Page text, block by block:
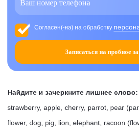
Согласен(-на) на обработку
Записаться на пробное
Найдите и зачеркните лишнее слово:
strawberry, apple, cherry, parrot, pear
flower, dog, pig, lion, elephant, racoon